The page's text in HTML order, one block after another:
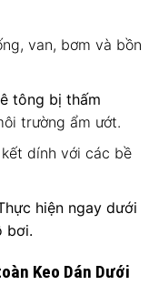
van, bơm và bồn
tông bị thấm
trường ẩm ướt.
dính với các bề
hiện ngay dưới
bơi.
Keo Dán Dưới